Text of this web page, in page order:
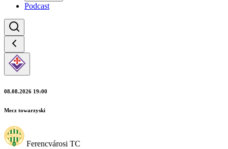
Podcast
08.08.2026 19:00
Mecz towarzyski
Ferencvárosi TC